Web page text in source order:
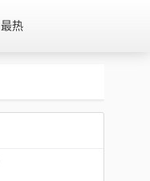
最热